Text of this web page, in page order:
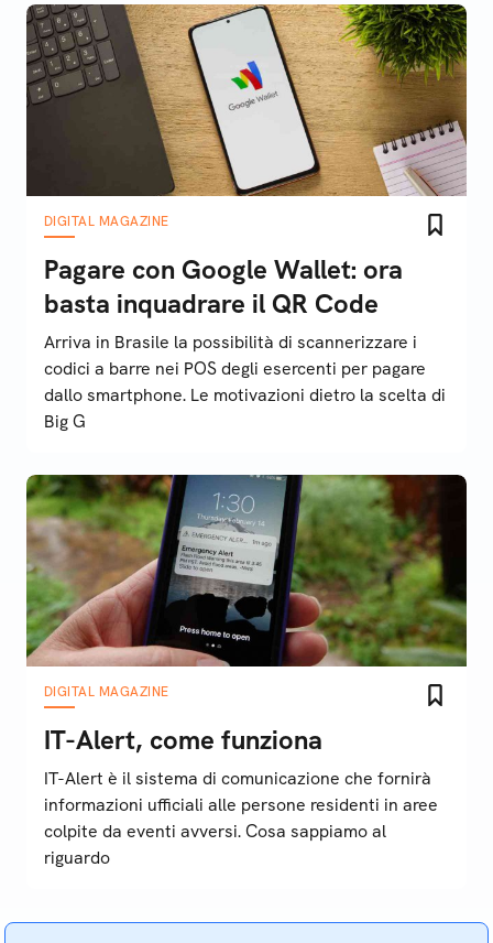
DIGITAL MAGAZINE
Pagare con Google Wallet: ora
basta inquadrare il QR Code
Arriva in Brasile la possibilità di scannerizzare i
codici a barre nei POS degli esercenti per pagare
dallo smartphone. Le motivazioni dietro la scelta di
Big G
DIGITAL MAGAZINE
IT-Alert, come funziona
IT-Alert è il sistema di comunicazione che fornirà
informazioni ufficiali alle persone residenti in aree
colpite da eventi avversi. Cosa sappiamo al
riguardo